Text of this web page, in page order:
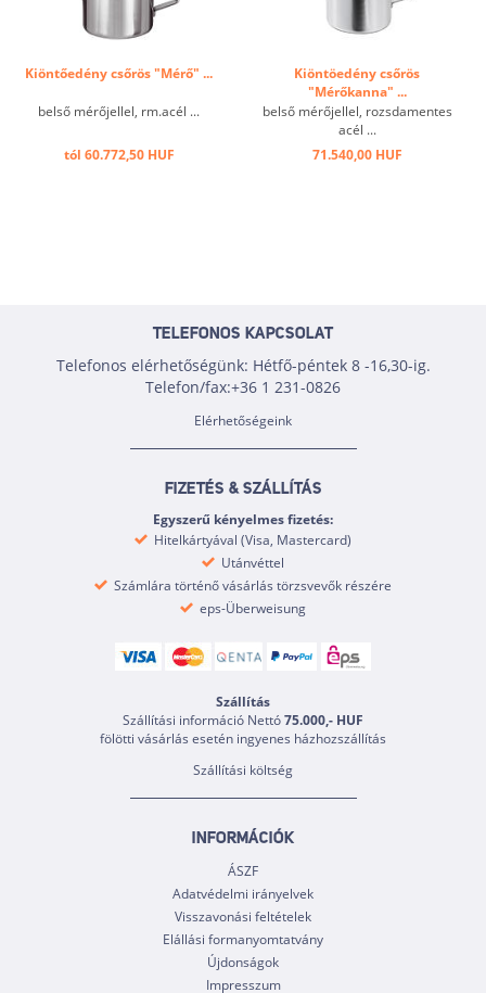
Kiöntőedény csőrös "Mérő" ...
belső mérőjellel, rm.acél ...
tól 60.772,50 HUF
Kiöntöedény csőrös
"Mérőkanna" ...
belső mérőjellel, rozsdamentes
acél ...
71.540,00 HUF
TELEFONOS KAPCSOLAT
Telefonos elérhetőségünk: Hétfő-péntek 8 -16,30-ig.
Telefon/fax:+36 1 231-0826
Elérhetőségeink
FIZETÉS & SZÁLLÍTÁS
Egyszerű kényelmes fizetés:
Hitelkártyával (Visa, Mastercard)
Utánvéttel
Számlára történő vásárlás törzsvevők részére
eps-Überweisung
Szállítás
Szállítási információ Nettó75.000,- HUF
fölötti vásárlás esetén ingyenes házhozszállítás
Szállítási költség
INFORMÁCIÓK
ÁSZF
Adatvédelmi irányelvek
Visszavonási feltételek
Elállási formanyomtatvány
Újdonságok
Impresszum